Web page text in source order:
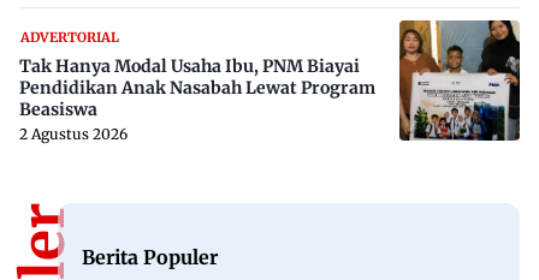
ADVERTORIAL
Tak Hanya Modal Usaha Ibu, PNM Biayai
Pendidikan Anak Nasabah Lewat Program
Beasiswa
2 Agustus 2026
Berita Populer